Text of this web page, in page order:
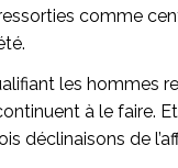
comme
les hommes
à le faire.
déclinaisons de